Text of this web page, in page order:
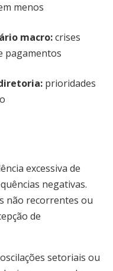
menos
macro:crises
pagamentos
prioridades
excessiva de
negativas.
não recorrentes ou
de
setoriais ou